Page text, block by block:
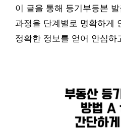
이 글을 통해 등기부등본
과정을 단계별로 명확하게
정확한 정보를 얻어 안심하